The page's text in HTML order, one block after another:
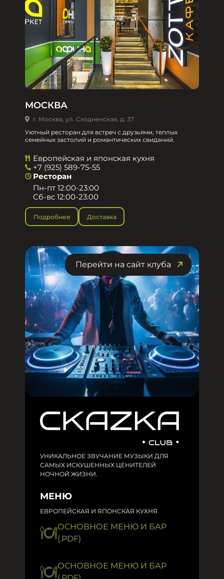
МОСКВА
г. Москва, ул. Сходненская, д. 37
Уютный ресторан для встреч с друзьями, теплых
семейных застолий и романтических свиданий.
Европейская и японская кухня
+7 (925) 589-75-55
Ресторан
Пн-пт 12:00-23:00
Сб-вс 12:00-23:00
Подробнее Доставка
Перейти на сайт клуба
УНИКАЛЬНОЕ ЗВУЧАНИЕ МУЗЫКИ ДЛЯ
САМЫХ ИСКУШЕННЫХ ЦЕНИТЕЛЕЙ
НОЧНОЙ ЖИЗНИ.
МЕНЮ
ЕВРОПЕЙСКАЯ И ЯПОНСКАЯ КУХНЯ
ОСНОВНОЕ МЕНЮ И БАР
(.PDF)
ОСНОВНОЕ МЕНЮ И БАР